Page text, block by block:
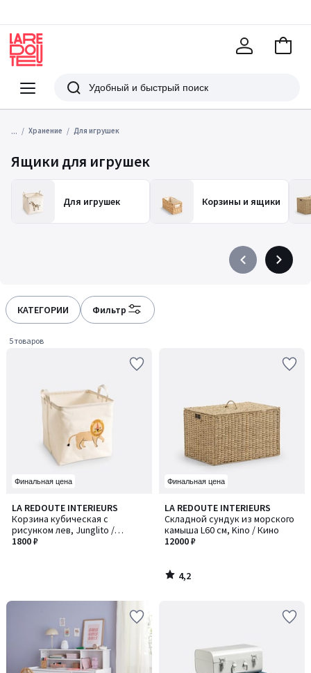
Меню
Redoute
Поиск
В
... Хранение Для игрушек
Ящики для игрушек
Для игрушек Корзины и ящики
PrécédentSuivant
КАТЕГОРИИ Фильтр
5 товаров
Финальная цена
LA REDOUTE INTERIEURS
Корзина кубическая с
рисунком лев, Junglito /
Джунглито
1800 ₽
Финальная цена
LA REDOUTE INTERIEURS
Складной сундук из морского
камыша L60 см, Kino / Кино
12000 ₽
4,2
/ 5
4,2
/